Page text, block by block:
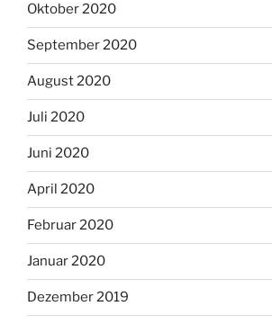
Oktober 2020
September 2020
August 2020
Juli 2020
Juni 2020
April 2020
Februar 2020
Januar 2020
Dezember 2019